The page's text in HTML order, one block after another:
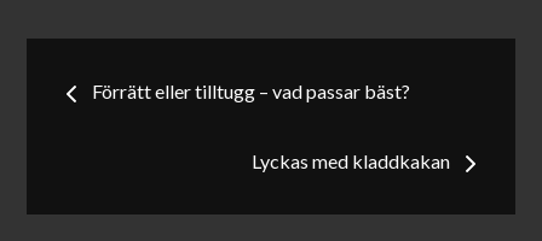
Inläggsnavigering
Förrätt eller tilltugg – vad passar bäst?
Lyckas med kladdkakan